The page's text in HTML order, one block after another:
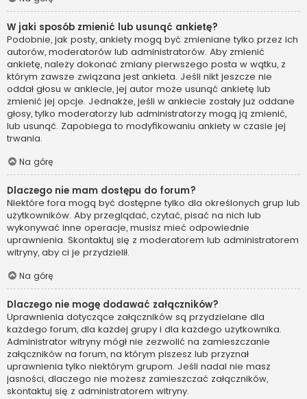
W jaki sposób zmienić lub usunąć ankietę?
Podobnie, jak posty, ankiety mogą być zmieniane tylko przez ich
autorów, moderatorów lub administratorów. Aby zmienić
ankietę, należy dokonać zmiany pierwszego posta w wątku, z
którym zawsze związana jest ankieta. Jeśli nikt jeszcze nie
oddał głosu w ankiecie, jej autor może usunąć ankietę lub
zmienić jej opcje. Jednakże, jeśli w ankiecie zostały już oddane
głosy, tylko moderatorzy lub administratorzy mogą ją zmienić,
lub usunąć. Zapobiega to modyfikowaniu ankiety w czasie jej
trwania.
Na górę
Dlaczego nie mam dostępu do forum?
Niektóre fora mogą być dostępne tylko dla określonych grup lub
użytkowników. Aby przeglądać, czytać, pisać na nich lub
wykonywać inne operacje, musisz mieć odpowiednie
uprawnienia. Skontaktuj się z moderatorem lub administratorem
witryny, aby ci je przydzielił.
Na górę
Dlaczego nie mogę dodawać załączników?
Uprawnienia dotyczące załączników są przydzielane dla
każdego forum, dla każdej grupy i dla każdego użytkownika.
Administrator witryny mógł nie zezwolić na zamieszczanie
załączników na forum, na którym piszesz lub przyznał
uprawnienia tylko niektórym grupom. Jeśli nadal nie masz
jasności, dlaczego nie możesz zamieszczać załączników,
skontaktuj się z administratorem witryny.